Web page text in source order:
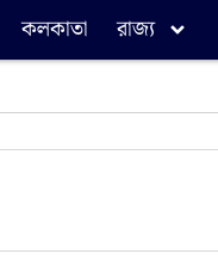
কলকাতা রাজ্য